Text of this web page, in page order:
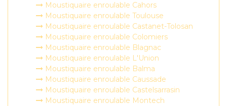
Moustiquaire enroulable Cahors
Moustiquaire enroulable Toulouse
Moustiquaire enroulable Castanet-Tolosan
Moustiquaire enroulable Colomiers
Moustiquaire enroulable Blagnac
Moustiquaire enroulable L'Union
Moustiquaire enroulable Balma
Moustiquaire enroulable Caussade
Moustiquaire enroulable Castelsarrasin
Moustiquaire enroulable Montech